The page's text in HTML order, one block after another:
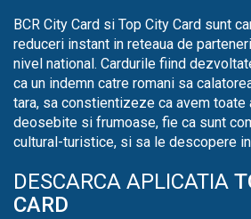
BCR City Card si Top City Card sunt
reduceri instant in reteaua de
nivel national. Cardurile fiind
ca un indemn catre romani sa
tara, sa constientizeze ca avem toate
deosebite si frumoase, fie ca sunt
cultural-turistice, si sa le descopere
DESCARCA APLICATIA
CARD